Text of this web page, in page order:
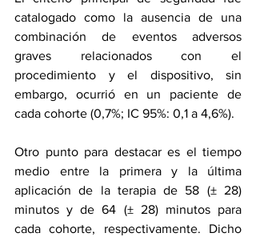
catalogado como la ausencia de una
combinación de eventos adversos
graves relacionados con el
procedimiento y el dispositivo, sin
embargo, ocurrió en un paciente de
cada cohorte (0,7%; IC 95%: 0,1 a 4,6%).
Otro punto para destacar es el tiempo
medio entre la primera y la última
aplicación de la terapia de 58 (± 28)
minutos y de 64 (± 28) minutos para
cada cohorte, respectivamente. Dicho